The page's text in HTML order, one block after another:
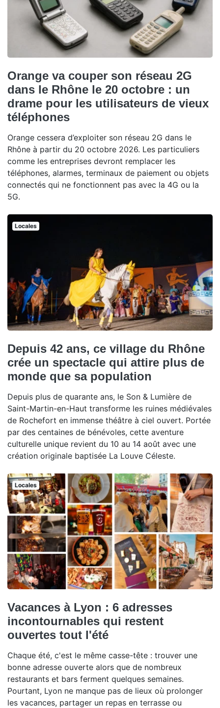
Orange va couper son réseau 2G
dans le Rhône le 20 octobre : un
drame pour les utilisateurs de vieux
téléphones
Orange cessera d’exploiter son réseau 2G dans le
Rhône à partir du 20 octobre 2026. Les particuliers
comme les entreprises devront remplacer les
téléphones, alarmes, terminaux de paiement ou objets
connectés qui ne fonctionnent pas avec la 4G ou la
5G.
Locales
Depuis 42 ans, ce village du Rhône
crée un spectacle qui attire plus de
monde que sa population
Depuis plus de quarante ans, le Son & Lumière de
Saint-Martin-en-Haut transforme les ruines médiévales
de Rochefort en immense théâtre à ciel ouvert. Portée
par des centaines de bénévoles, cette aventure
culturelle unique revient du 10 au 14 août avec une
création originale baptisée La Louve Céleste.
Locales
Vacances à Lyon : 6 adresses
incontournables qui restent
ouvertes tout l'été
Chaque été, c'est le même casse-tête : trouver une
bonne adresse ouverte alors que de nombreux
restaurants et bars ferment quelques semaines.
Pourtant, Lyon ne manque pas de lieux où prolonger
les vacances, partager un repas en terrasse ou